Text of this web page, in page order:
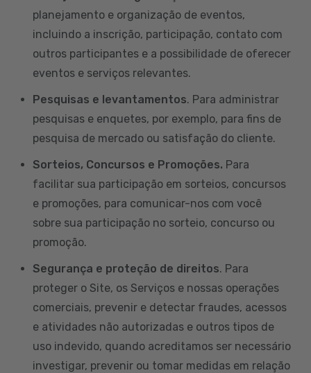
planejamento e organização de eventos,
incluindo a inscrição, participação, contato com
outros participantes e a possibilidade de oferecer
eventos e serviços relevantes.
Pesquisas e levantamentos. Para administrar
pesquisas e enquetes, por exemplo, para fins de
pesquisa de mercado ou satisfação do cliente.
Sorteios, Concursos e Promoções. Para
facilitar sua participação em sorteios, concursos
e promoções, para comunicar-nos com você
sobre sua participação no sorteio, concurso ou
promoção.
Segurança e proteção de direitos. Para
proteger o Site, os Serviços e nossas operações
comerciais, prevenir e detectar fraudes, acessos
e atividades não autorizadas e outros tipos de
uso indevido, quando acreditamos ser necessário
investigar, prevenir ou tomar medidas em relação